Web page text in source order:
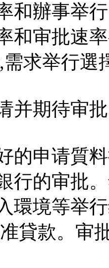
和辦事举
和审批速
,需求举行選
并期待审批
的申请質
行的审批
環境等举
貸款。审